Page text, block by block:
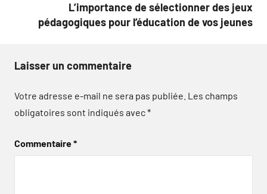
L’importance de sélectionner des jeux
pédagogiques pour l’éducation de vos jeunes
Laisser un commentaire
Votre adresse e-mail ne sera pas publiée. Les champs
obligatoires sont indiqués avec*
Commentaire*